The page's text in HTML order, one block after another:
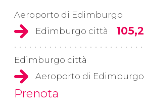
Aeroporto di Edimburgo
Edimburgo città
105,2
Edimburgo città
Aeroporto di Edimburgo
Prenota